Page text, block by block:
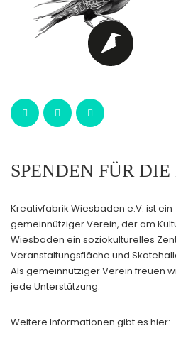
SPENDEN FÜR
Kreativfabrik Wiesbaden e.V. ist ein
gemeinnütziger Verein, der am
Wiesbaden ein soziokulturelles
Veranstaltungsfläche und
Als gemeinnütziger Verein freuen
jede Unterstützung.
Weitere Informationen gibt es hier: